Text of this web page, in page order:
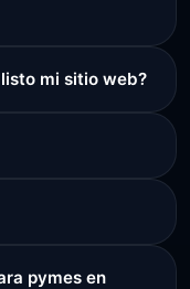
mi sitio web?
pymes en